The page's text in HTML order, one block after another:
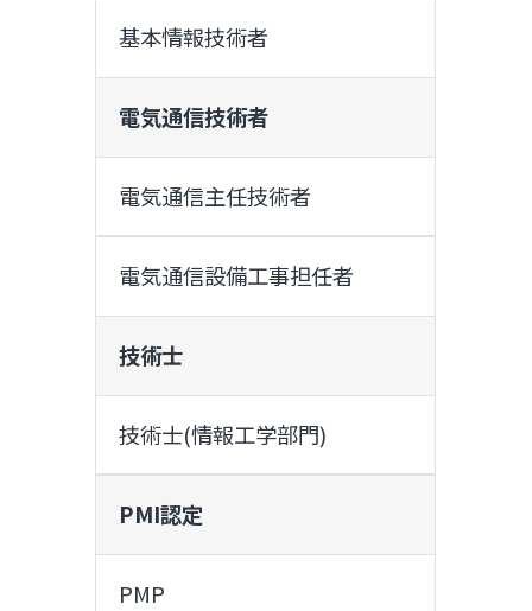
基本情報技術者
電気通信技術者
電気通信主任技術者
電気通信設備工事担任者
技術士
技術士(情報工学部門)
PMI認定
PMP